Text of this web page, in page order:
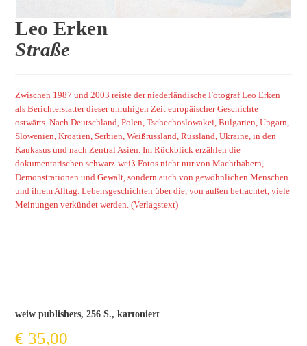
Leo Erken
Straße
Zwischen 1987 und 2003 reiste der niederländische Fotograf Leo Erken
als Berichterstatter dieser unruhigen Zeit europäischer Geschichte
ostwärts. Nach Deutschland, Polen, Tschechoslowakei, Bulgarien, Ungarn,
Slowenien, Kroatien, Serbien, Weißrussland, Russland, Ukraine, in den
Kaukasus und nach Zentral Asien. Im Rückblick erzählen die
dokumentarischen schwarz-weiß Fotos nicht nur von Machthabern,
Demonstrationen und Gewalt, sondern auch von gewöhnlichen Menschen
und ihrem Alltag. Lebensgeschichten über die, von außen betrachtet, viele
Meinungen verkündet werden. (Verlagstext)
weiw publishers, 256 S., kartoniert
€ 35,00